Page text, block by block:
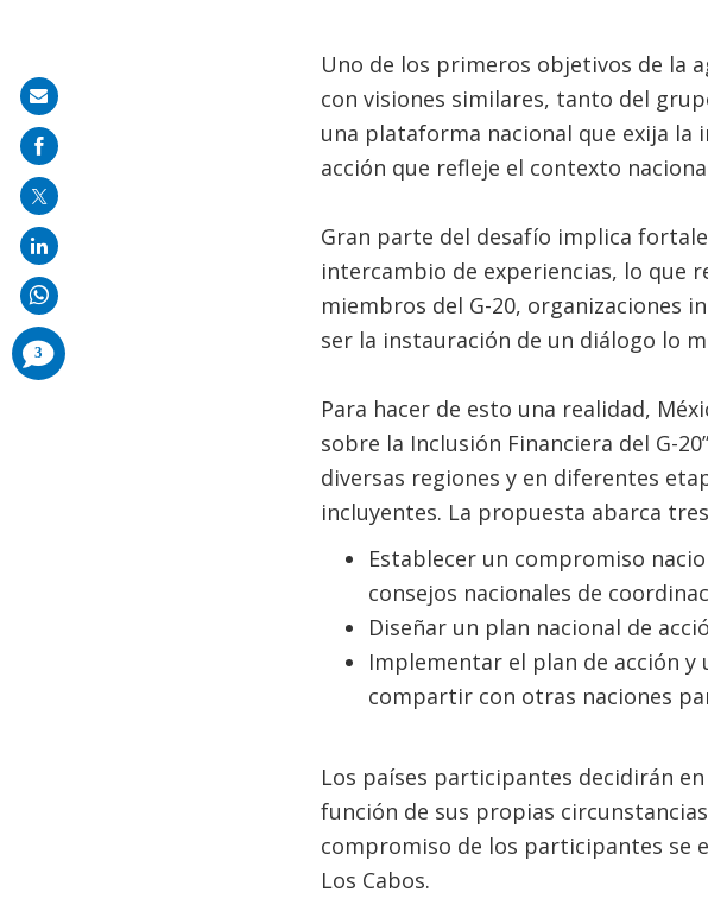
Uno de los primeros objetivos de la
con visiones similares, tanto del
una plataforma nacional que exija la
acción que refleje el contexto
Gran parte del desafío implica
intercambio de experiencias, lo que
miembros del G-20, organizaciones
ser la instauración de un diálogo lo
Para hacer de esto una realidad,
sobre la Inclusión Financiera del G-
diversas regiones y en diferentes
incluyentes. La propuesta abarca
Establecer un compromiso
consejos nacionales de
Diseñar un plan nacional de
Implementar el plan de acción y
compartir con otras naciones
Los países participantes decidirán
función de sus propias
compromiso de los participantes se
Los Cabos.
Share
on
mail
3
comments
added